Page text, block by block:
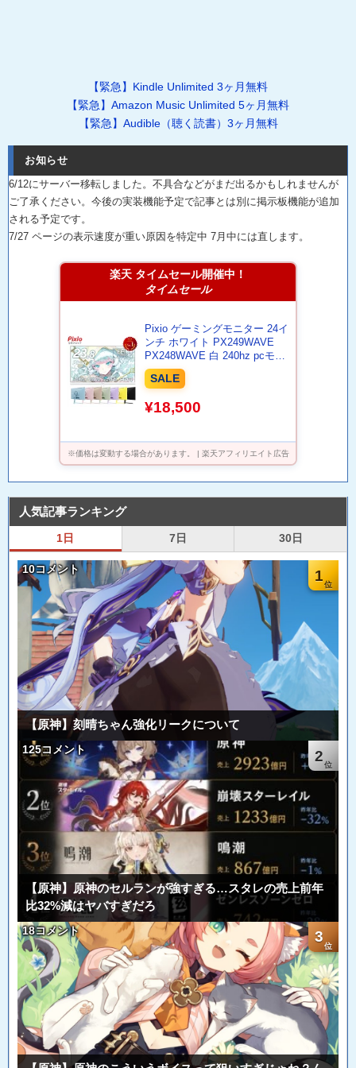
【緊急】Kindle Unlimited 3ヶ月無料
【緊急】Amazon Music Unlimited 5ヶ月無料
【緊急】Audible（聴く読書）3ヶ月無料
お知らせ
6/12にサーバー移転しました。不具合などがまだ出るかもしれませんが
ご了承ください。今後の実装機能予定で記事とは別に掲示板機能が追加
される予定です。
7/27 ページの表示速度が重い原因を特定中 7月中には直します。
楽天 タイムセール開催中！
タイムセール
Pixio ゲーミングモニター 24イ
ンチ ホワイト PX249WAVE
PX248WAVE 白 240hz pcモニ
ター 120Hz 144Hz 165Hz 対応
モニター ピンク ブルー ベージ
ア スピーカー内蔵 VESA 23.8
SALE
¥18,500
※価格は変動する場合があります。 | 楽天アフィリエイト広告
人気記事ランキング
1日 7日 30日
1
10コメント
【原神】刻晴ちゃん強化リークについて
2
125コメント
【原神】原神のセルランが強すぎる…スタレの売上前年
比32%減はヤバすぎだろ
3
18コメント